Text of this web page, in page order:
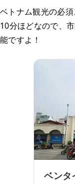
ベトナム観光の必
10分ほどなので、
能ですよ！
ベンタ